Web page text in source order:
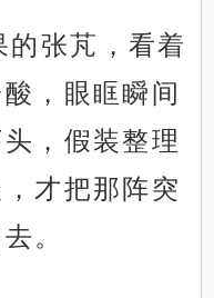
张芃，看着
，眼眶瞬间
，假装整理
才把那阵突
。